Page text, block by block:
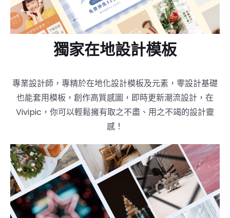
獨家在地設計模板
專業設計師，專精於在地化設計模板及元素，零設計基礎
也能套用模板，創作高質感圖，即時更新潮流設計，在
Vivipic，你可以輕鬆擁有取之不盡、用之不竭的設計靈
感！